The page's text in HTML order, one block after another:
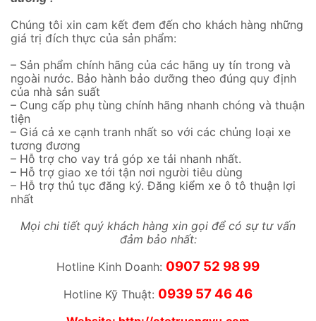
Chúng tôi xin cam kết đem đến cho khách hàng những
giá trị đích thực của sản phẩm:
– Sản phẩm chính hãng của các hãng uy tín trong và
ngoài nước. Bảo hành bảo dưỡng theo đúng quy định
của nhà sản suất
– Cung cấp phụ tùng chính hãng nhanh chóng và thuận
tiện
– Giá cả xe cạnh tranh nhất so với các chủng loại xe
tương đương
– Hỗ trợ cho vay trả góp xe tải nhanh nhất.
– Hỗ trợ giao xe tới tận nơi người tiêu dùng
– Hỗ trợ thủ tục đăng ký. Đăng kiểm xe ô tô thuận lợi
nhất
Mọi chi tiết quý khách hàng xin gọi để có sự tư vấn
đảm bảo nhất:
Hotline Kinh Doanh: 0907 52 98 99
Hotline Kỹ Thuật: 0939 57 46 46